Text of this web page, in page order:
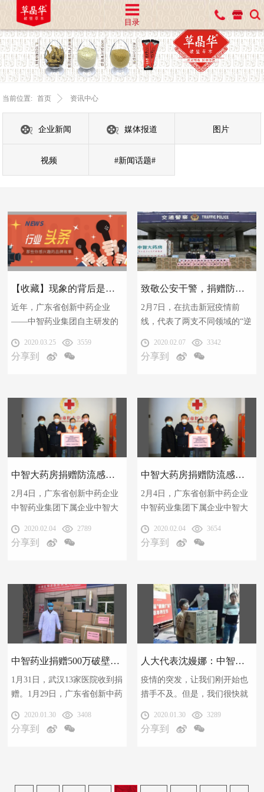
目录
当前位置: 首页 资讯中心
企业新闻 媒体报道 图片
视频 #新闻话题#
【收藏】现象的背后是本质——草晶华热销势能集锦
近年，广东省创新中药企业
——中智药业集团自主研发的
增长的势头，崛起于药品零售
市场，成为高品质养生新中药
报道，从2015年至2019年，草
晶华连续五年平均复合增长率
超70%，引发中药行业关注。
2020.03.25 3559
分享到
致敬公安干警，捐赠防流感产品防护全市干警，中智大药房在行动
2月7日，在抗击新冠疫情前
线，代表了两支不同领域的“逆
康副局长为代表的公安干警，
以及中智大药房以沈嫚娜总经
的相会，为中山城市增添了别
样的鲜活力量！
2020.02.07 3342
分享到
中智大药房捐赠防流感产品石岐外感颗粒慰问民警
2月4日，广东省创新中药企业
中智药业集团下属企业中智大
次捐赠了本次新冠疫情爆发以
来的防疫慰问物资。这批货值
捐赠给中山市公安系统的民
警，为民警协同维护好中山市
公共卫生安全，提供了医疗物
资支援。
2020.02.04 2789
分享到
中智大药房捐赠防流感产品石岐外感颗粒慰问民警
2月4日，广东省创新中药企业
中智药业集团下属企业中智大
次捐赠了本次新冠疫情爆发以
来的防疫慰问物资。这批货值
捐赠给中山市公安系统的民
警，为民警协同维护好中山市
公共卫生安全，提供了医疗物
资支援。
2020.02.04 3654
分享到
中智药业捐赠500万破壁饮片空运抵达湖北，提振医护人员抗疫信心
1月31日，武汉13家医院收到捐
赠。1月29日，广东省创新中药
市红十字会向湖北13家医院，
定向捐赠价值500万元的鱼腥草
2020.01.30 3408
分享到
人大代表沈嫚娜：中智大药房坚决当好中山市民的健康卫士
疫情的突发，让我们刚开始也
措手不及。但是，我们很快就
备，坚决当好中山市民的健康
卫士，体现我们中智大药房的
2020.01.30 3289
分享到